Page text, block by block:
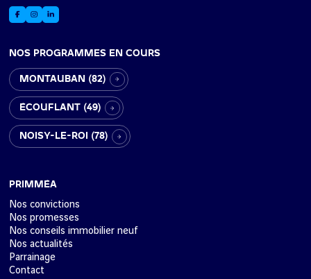
NOS PROGRAMMES EN COURS
MONTAUBAN (82)
ÉCOUFLANT (49)
NOISY-LE-ROI (78)
PRIMMÉA
Nos convictions
Nos promesses
Nos conseils immobilier neuf
Nos actualités
Parrainage
Contact